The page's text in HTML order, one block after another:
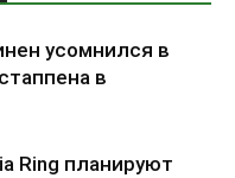
усомнился в
в
Ring планируют